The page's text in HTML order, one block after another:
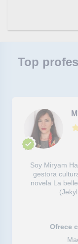
Top
Soy Miryam
gestora
novela La
Ofrece